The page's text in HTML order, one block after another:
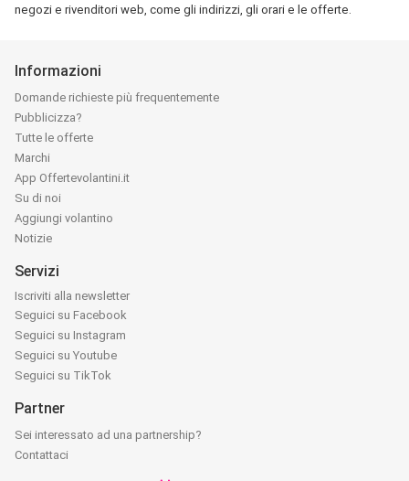
negozi e rivenditori web, come gli indirizzi, gli orari e le offerte.
Informazioni
Domande richieste più frequentemente
Pubblicizza?
Tutte le offerte
Marchi
App Offertevolantini.it
Su di noi
Aggiungi volantino
Notizie
Servizi
Iscriviti alla newsletter
Seguici su Facebook
Seguici su Instagram
Seguici su Youtube
Seguici su TikTok
Partner
Sei interessato ad una partnership?
Contattaci